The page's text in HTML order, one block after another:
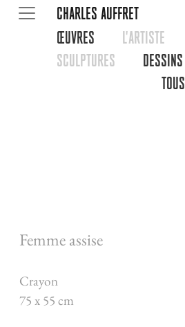
CHARLES AUFFRET
œUVRES
L'ARTISTE
SCULPTURES
DESSINS
TOUS
Femme assise
Crayon
75 x 55 cm